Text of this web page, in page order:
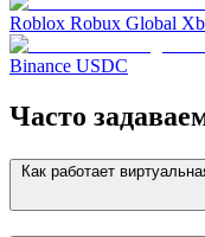
Roblox Robux Global
Binance USDC
Часто
Как работает